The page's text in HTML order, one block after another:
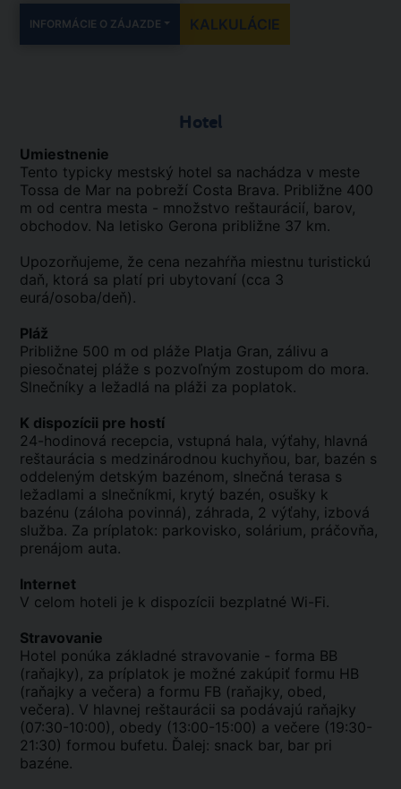
INFORMÁCIE O ZÁJAZDE KALKULÁCIE
Hotel
Umiestnenie
Tento typicky mestský hotel sa nachádza v meste
Tossa de Mar na pobreží Costa Brava. Približne 400
m od centra mesta - množstvo reštaurácií, barov,
obchodov. Na letisko Gerona približne 37 km.
Upozorňujeme, že cena nezahŕňa miestnu turistickú
daň, ktorá sa platí pri ubytovaní (cca 3
eurá/osoba/deň).
Pláž
Približne 500 m od pláže Platja Gran, zálivu a
piesočnatej pláže s pozvoľným zostupom do mora.
Slnečníky a ležadlá na pláži za poplatok.
K dispozícii pre hostí
24-hodinová recepcia, vstupná hala, výťahy, hlavná
reštaurácia s medzinárodnou kuchyňou, bar, bazén s
oddeleným detským bazénom, slnečná terasa s
ležadlami a slnečníkmi, krytý bazén, osušky k
bazénu (záloha povinná), záhrada, 2 výťahy, izbová
služba. Za príplatok: parkovisko, solárium, práčovňa,
prenájom auta.
Internet
V celom hoteli je k dispozícii bezplatné Wi-Fi.
Stravovanie
Hotel ponúka základné stravovanie - forma BB
(raňajky), za príplatok je možné zakúpiť formu HB
(raňajky a večera) a formu FB (raňajky, obed,
večera). V hlavnej reštaurácii sa podávajú raňajky
(07:30-10:00), obedy (13:00-15:00) a večere (19:30-
21:30) formou bufetu. Ďalej: snack bar, bar pri
bazéne.